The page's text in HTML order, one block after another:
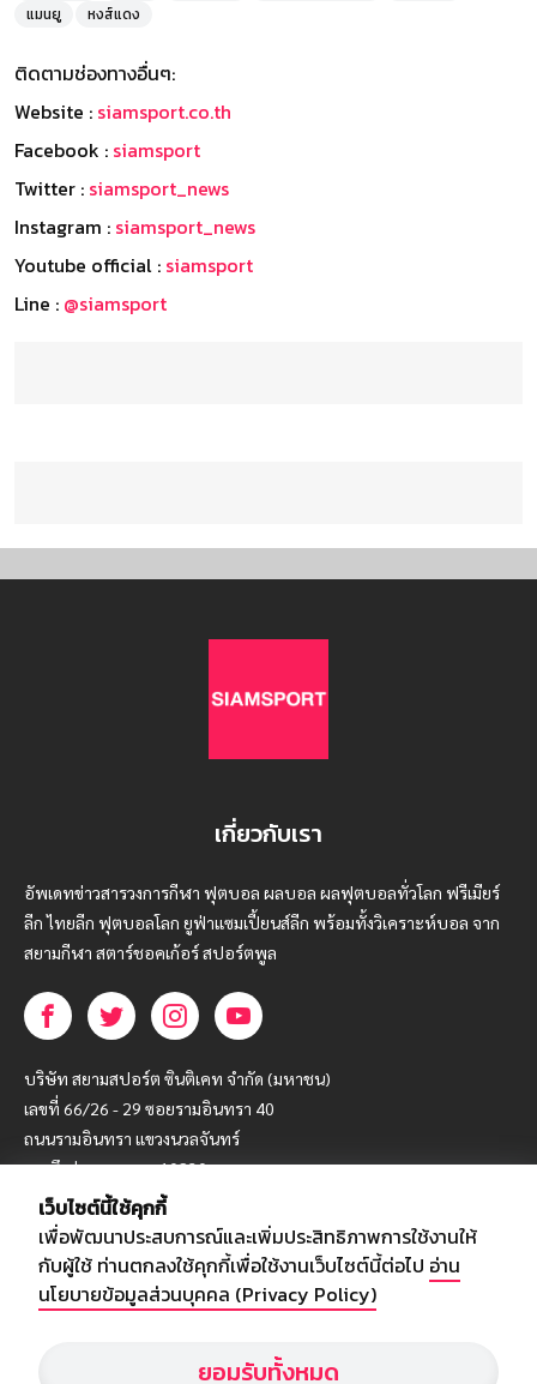
แมนยู
หงส์แดง
ติดตามช่องทางอื่นๆ:
Website : siamsport.co.th
Facebook : siamsport
Twitter : siamsport_news
Instagram : siamsport_news
Youtube official : siamsport
Line : @siamsport
เกี่ยวกับเรา
อัพเดทข่าวสารวงการกีฬา ฟุตบอล ผลบอล ผลฟุตบอลทั่วโลก ฟรีเมียร์
ลีก ไทยลีก ฟุตบอลโลก ยูฟ่าแซมเปี้ยนส์ลีก พร้อมทั้งวิเคราะห์บอล จาก
สยามกีฬา สตาร์ชอคเก้อร์ สปอร์ตพูล
บริษัท สยามสปอร์ต ซินติเคท จำกัด (มหาชน)
เลขที่ 66/26 - 29 ซอยรามอินทรา 40
ถนนรามอินทรา แขวงนวลจันทร์
เขตบึงกุ่ม กรุงเทพฯ 10230
โทร : 02-5088-000
อีเมล์ : webmaster@siamsport.co.th
เว็บไซต์ : www.siamsport.co.th
เว็บไซต์นี้ใช้คุกกี้
เพื่อพัฒนาประสบการณ์และเพิ่มประสิทธิภาพการใช้งานให้
กับผู้ใช้ ท่านตกลงใช้คุกกี้เพื่อใช้งานเว็บไซต์นี้ต่อไป อ่าน
นโยบายข้อมูลส่วนบุคคล (Privacy Policy)
ยอมรับทั้งหมด